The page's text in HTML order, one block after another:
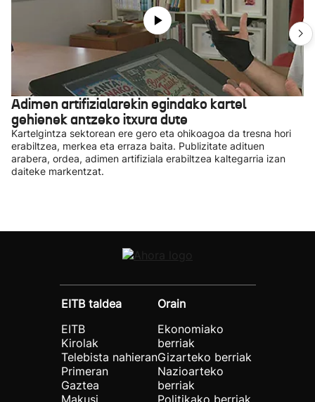
Adimen artifizialarekin egindako kartel
gehienek antzeko itxura dute
Kartelgintza sektorean ere gero eta ohikoagoa da tresna hori
erabiltzea, merkea eta erraza baita. Publizitate adituen
arabera, ordea, adimen artifiziala erabiltzea kaltegarria izan
daiteke markentzat.
EITB taldea
EITB
Kirolak
Telebista nahieran
Primeran
Gaztea
Makusi
Orain
Ekonomiako
berriak
Gizarteko berriak
Nazioarteko
berriak
Politikako berriak